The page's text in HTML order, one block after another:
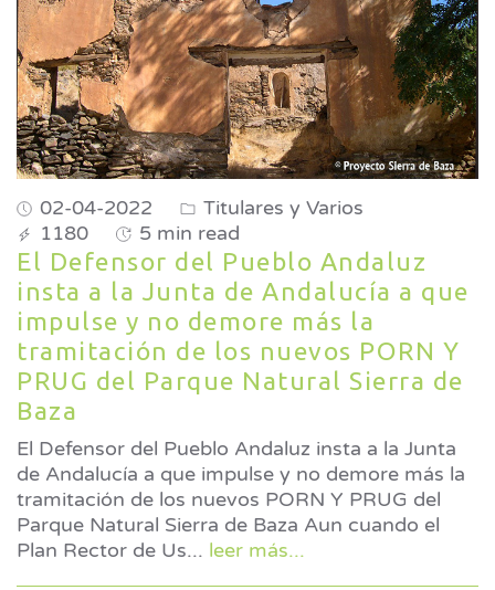
02-04-2022
Titulares y Varios
1180
5 min read
El Defensor del Pueblo Andaluz
insta a la Junta de Andalucía a que
impulse y no demore más la
tramitación de los nuevos PORN Y
PRUG del Parque Natural Sierra de
Baza
El Defensor del Pueblo Andaluz insta a la Junta
de Andalucía a que impulse y no demore más la
tramitación de los nuevos PORN Y PRUG del
Parque Natural Sierra de Baza Aun cuando el
Plan Rector de Us... leer más...